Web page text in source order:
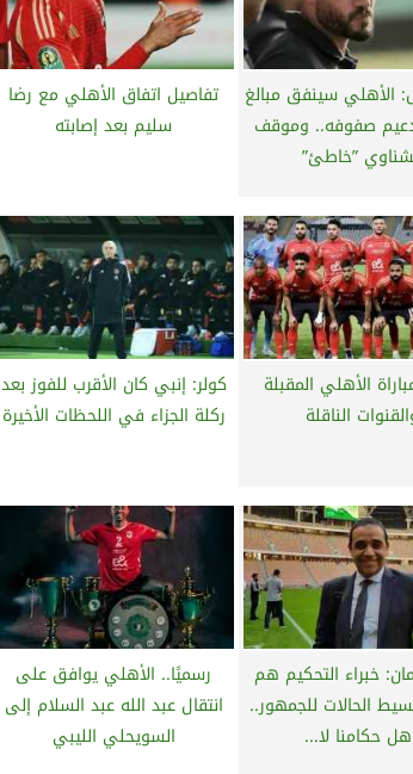
الأهلي سينفق مبالغ
صفوفه.. وموقف
”خاطئ”
تفاصيل اتفاق الأهلي مع رضا
سليم بعد إصابته
الأهلي المقبلة
الناقلة
كولر: إنبي كان الأقرب للفوز بعد
ركلة الجزاء في اللحظات الأخيرة
خبراء التحكيم هم
الحالات للجمهور..
حكامنا لا...
رسميًا.. الأهلي يوافق على
انتقال عبد الله عبد السلام إلى
السويحلي الليبي